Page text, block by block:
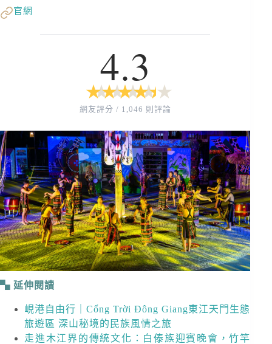
官網
4.3
★
★ ★
★ ★
★ ★
★ ★
★
網友評分 / 1,046 則評論
延伸閱讀
峴港自由行｜Cổng Trời Đông Giang東江天門生態
旅遊區 深山秘境的民族風情之旅
走進木江界的傳統文化：白傣族迎賓晚會，竹竿